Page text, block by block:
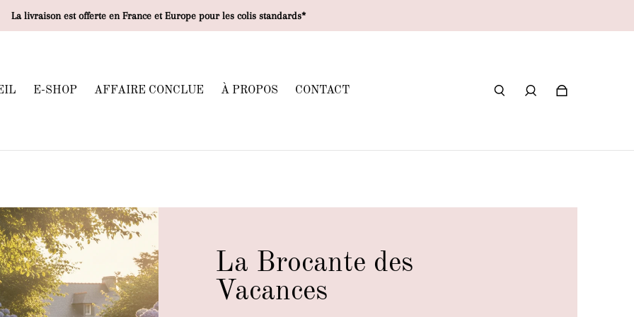
La livraison est offerte en France et Europe pour les colis standards*
E-SHOP AFFAIRE CONCLUE À PROPOS CONTACT
La Brocante des
Vacances